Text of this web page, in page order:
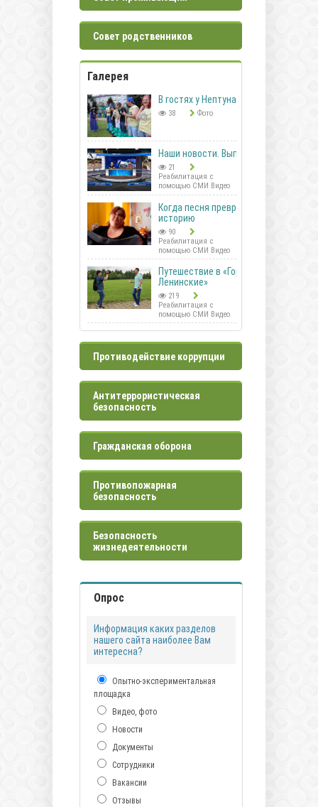
Совет родственников
Галерея
В гостях у Нептуна
38 Фото
Наши новости. Выпуск 41
21
Реабилитация с
помощью СМИ Видео
Когда песня превращается в
историю
90
Реабилитация с
помощью СМИ Видео
Путешествие в «Горки
Ленинские»
219
Реабилитация с
помощью СМИ Видео
Противодействие коррупции
Антитеррористическая
безопасность
Гражданская оборона
Противопожарная
безопасность
Безопасность
жизнедеятельности
Опрос
Информация каких разделов
нашего сайта наиболее Вам
интересна?
Опытно-экспериментальная
площадка
Видео, фото
Новости
Документы
Сотрудники
Вакансии
Отзывы